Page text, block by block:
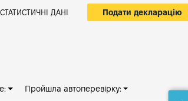
СТАТИСТИЧНІ ДАНІ Подати декларацію
Пройшла автоперевірку: